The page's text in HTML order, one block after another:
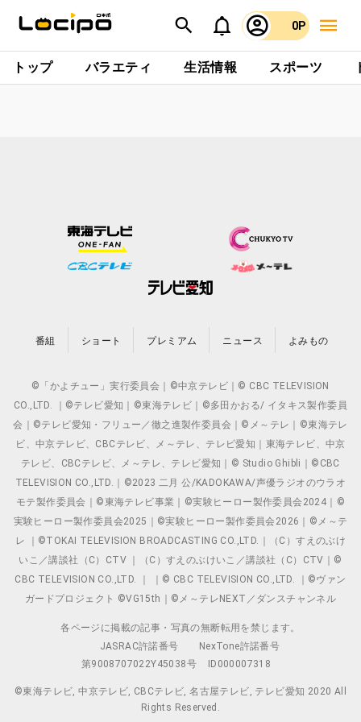
0P
トップ バラエティ 生活情報 スポーツ
番組 ショート プレミアム ニュース よみもの
©「かよチュー」実行委員会｜©中京テレビ｜© CBC TELEVISION
CO.,LTD. ｜©テレビ愛知｜©東海テレビ｜©多田かおる/ イタキス製作委員
会｜©テレビ愛知・フリュー／徹之進製作委員会｜©メ～テレ｜©東海テレ
ビ、中京テレビ、CBCテレビ、メ～テレ、テレビ愛知｜東海テレビ、中京
テレビ、CBCテレビ、メ～テレ、テレビ愛知｜© Studio Ghibli｜©CBC
TELEVISION CO.,LTD.｜©2023 二月 公/KADOKAWA/声優ラジオのウラオ
モテ製作委員会｜©東海テレビ事業｜©実験ヒーロー製作委員会2024｜©
実験ヒーロー製作委員会2025｜©実験ヒーロー製作委員会2026｜©メ～テ
レ ｜©TOKAI TELEVISION BROADCASTING CO.,LTD.｜（C）すえのぶけ
いこ／講談社（C）CTV ｜（C）すえのぶけいこ／講談社（C）CTV｜©
CBC TELEVISION CO.,LTD. ｜ ｜© CBC TELEVISION CO.,LTD. ｜©ヴァン
ガードプロジェクト ©VG15th｜©メ～テレNEXT／ダンスチャンネル
各ページに掲載の記事・写真の無断転用を禁じます。
JASRAC許諾番号
NexTone許諾番号
第9008707022Y45038号
ID000007318
©東海テレビ, 中京テレビ, CBCテレビ, 名古屋テレビ, テレビ愛知 2020 All
Rights Reserved.